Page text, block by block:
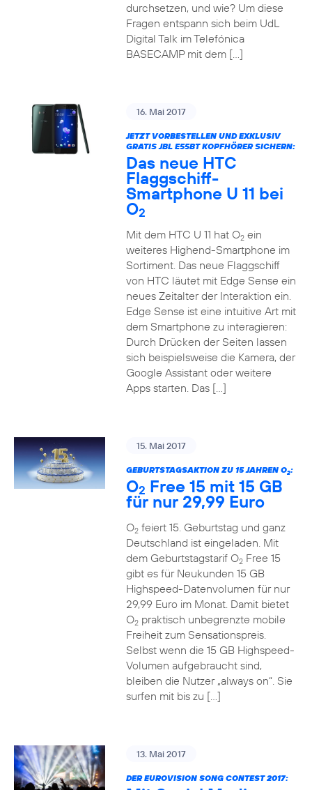
durchsetzen, und wie? Um diese
Fragen entspann sich beim UdL
Digital Talk im Telefónica
BASECAMP mit dem […]
16. Mai 2017
JETZT VORBESTELLEN UND EXKLUSIV
GRATIS JBL E55BT KOPFHÖRER SICHERN:
Das neue HTC
Flaggschiff-
Smartphone U 11 bei
O2
Mit dem HTC U 11 hat O2ein
weiteres Highend-Smartphone im
Sortiment. Das neue Flaggschiff
von HTC läutet mit Edge Sense ein
neues Zeitalter der Interaktion ein.
Edge Sense ist eine intuitive Art mit
dem Smartphone zu interagieren:
Durch Drücken der Seiten lassen
sich beispielsweise die Kamera, der
Google Assistant oder weitere
Apps starten. Das […]
15. Mai 2017
GEBURTSTAGSAKTION ZU 15 JAHREN O2:
O2 Free 15 mit 15 GB
für nur 29,99 Euro
O2feiert 15. Geburtstag und ganz
Deutschland ist eingeladen. Mit
dem Geburtstagstarif O2Free 15
gibt es für Neukunden 15 GB
Highspeed-Datenvolumen für nur
29,99 Euro im Monat. Damit bietet
O2praktisch unbegrenzte mobile
Freiheit zum Sensationspreis.
Selbst wenn die 15 GB Highspeed-
Volumen aufgebraucht sind,
bleiben die Nutzer „always on“. Sie
surfen mit bis zu […]
13. Mai 2017
DER EUROVISION SONG CONTEST 2017: